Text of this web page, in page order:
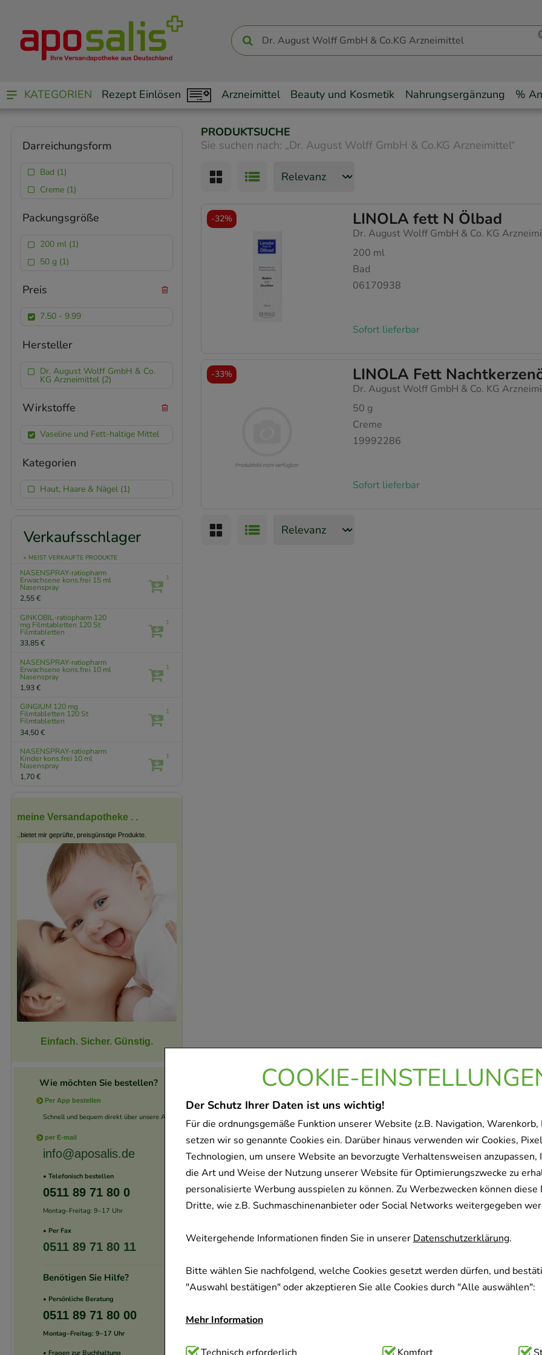
COOKIE-
Der Schutz Ihrer Daten ist uns wichtig!
Für die ordnungsgemäße Funktion unserer Website (z.B. Navigation, Warenkorb,
setzen wir so genannte Cookies ein. Darüber hinaus verwenden wir Cookies,
Technologien, um unsere Website an bevorzugte Verhaltensweisen anzupassen,
die Art und Weise der Nutzung unserer Website für Optimierungszwecke zu
personalisierte Werbung ausspielen zu können. Zu Werbezwecken können diese
Dritte, wie z.B. Suchmaschinenanbieter oder Social Networks weitergegeben
Weitergehende Informationen finden Sie in unsererDatenschutzerklärung.
Bitte wählen Sie nachfolgend, welche Cookies gesetzt werden dürfen, und
"Auswahl bestätigen" oder akzeptieren Sie alle Cookies durch "Alle auswählen":
Mehr Information
KATEGORIEN Rezept Einlösen Arzneimittel Beauty und Kosmetik Nahrungsergänzung %
PRODUKTSUCHE
Sie suchen nach: „Dr. August Wolff GmbH & Co.KG Arzneimittel“
LINOLA fett N Ölbad
Dr. August Wolff GmbH & Co. KG
200 ml
Bad
06170938
Sofort lieferbar
-32%
LINOLA Fett
Dr. August Wolff GmbH & Co. KG
50 g
Creme
19992286
Sofort lieferbar
-33%
Darreichungsform
Bad (1)
Creme (1)
Packungsgröße
200 ml (1)
50 g (1)
Preis
7.50 - 9.99
Hersteller
Dr. August Wolff GmbH & Co.
KG Arzneimittel (2)
Wirkstoffe
Vaseline und Fett-haltige Mittel
Kategorien
Haut, Haare & Nägel (1)
Verkaufsschlager
» MEIST VERKAUFTE PRODUKTE
NASENSPRAY-ratiopharm
Erwachsene kons.frei 15 ml
Nasenspray
2,55 €
1
GINKOBIL-ratiopharm 120
mg Filmtabletten 120 St
Filmtabletten
33,85 €
1
NASENSPRAY-ratiopharm
Erwachsene kons.frei 10 ml
Nasenspray
1,93 €
1
GINGIUM 120 mg
Filmtabletten 120 St
Filmtabletten
34,50 €
1
NASENSPRAY-ratiopharm
Kinder kons.frei 10 ml
Nasenspray
1,70 €
1
meine Versandapotheke . .
..bietet mir geprüfte, preisgünstige Produkte.
Einfach. Sicher. Günstig.
Wie möchten Sie bestellen?
Per App bestellen
Schnell und bequem direkt über unsere App.
per E-mail
info@aposalis.de
• Telefonisch bestellen
0511 89 71 80 0
Montag–Freitag: 9–17 Uhr
• Per Fax
0511 89 71 80 11
Benötigen Sie Hilfe?
• Persönliche Beratung
0511 89 71 80 00
Montag–Freitag: 9–17 Uhr
• Fragen zur Buchhaltung